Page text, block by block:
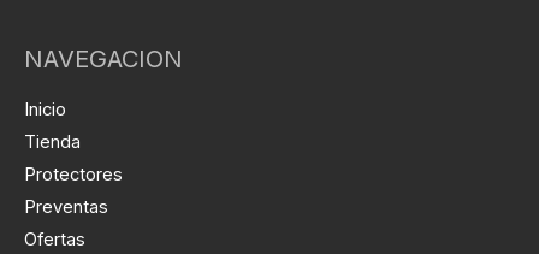
NAVEGACION
Inicio
Tienda
Protectores
Preventas
Ofertas